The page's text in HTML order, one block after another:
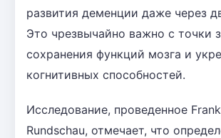
развития деменции даже через
Это чрезвычайно важно с точки
сохранения функций мозга и
когнитивных способностей.
Исследование, проведенное
Rundschau, отмечает, что